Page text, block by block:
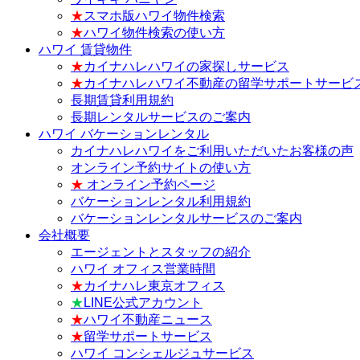
★スマホ版ハワイ物件検索
★ハワイ物件検索の使い方
ハワイ 賃貸物件
★カイナハレハワイの家探しサービス
★カイナハレハワイ不動産の留学サポートサービ
長期賃貸利用規約
長期レンタルサービスのご案内
ハワイ バケーションレンタル
カイナハレハワイをご利用いただいたお客様の声
オンライン予約サイトの使い方
★ オンライン予約ページ
バケーションレンタル利用規約
バケーションレンタルサービスのご案内
会社概要
エージェントとスタッフの紹介
ハワイ オフィス営業時間
★カイナハレ東京オフィス
★ LINE公式アカウント
★ハワイ不動産ニュース
★留学サポートサービス
ハワイ コンシェルジュサービス